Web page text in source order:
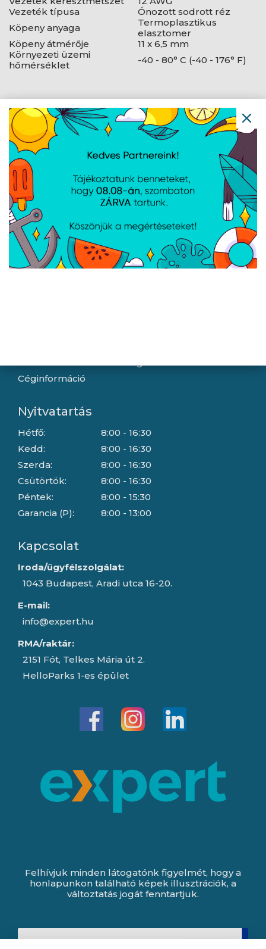
Vezeték típusa
Ónozott sodrott réz
Köpeny anyaga
Termoplasztikus
elasztomer
Köpeny átmérője
11 x 6,5 mm
Környezeti üzemi
hőmérséklet
-40 - 80° C (-40 - 176° F)
Navigáció
Hírek
Újdonságok
Kapcsolat
Letöltések
Gyártóink
Céginformáció
Nyitvatartás
Hétfő:
Kedd:
Szerda:
Csütörtök:
Péntek:
Garancia (P):
8:00 - 16:30
8:00 - 16:30
8:00 - 16:30
8:00 - 16:30
8:00 - 15:30
8:00 - 13:00
Kapcsolat
Iroda/ügyfélszolgálat:
1043 Budapest, Aradi utca 16-20.
E-mail:
info@expert.hu
RMA/raktár:
2151 Fót, Telkes Mária út 2.
HelloParks 1-es épület
Felhívjuk minden látogatónk figyelmét, hogy a
honlapunkon található képek illusztrációk, a
változtatás jogát fenntartjuk.